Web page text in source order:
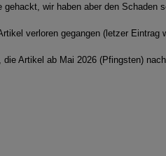
gehackt, wir haben aber den Schaden
verloren gegangen (letzer Eintrag
die Artikel ab Mai 2026 (Pfingsten)